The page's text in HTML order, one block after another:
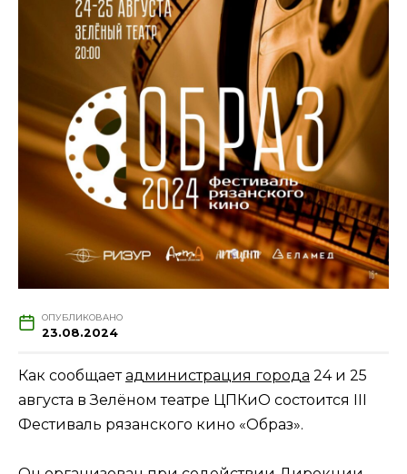
ОПУБЛИКОВАНО
23.08.2024
Как сообщаетадминистрация города 24 и 25
августа в Зелёном театре ЦПКиО состоится III
Фестиваль рязанского кино «Образ».